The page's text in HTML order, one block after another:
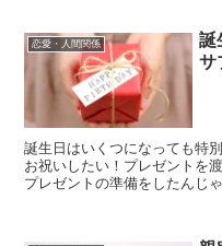
恋愛・人間関係
誕
サ
誕生日はいくつになっても特別な1日です。 大
お祝いしたい！プレゼントを渡そうと、 彼氏の喜
プレゼントの準備をしたんじゃないでし